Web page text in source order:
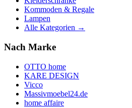
Kommoden & Regale
Lampen
Alle Kategorien →
Nach Marke
OTTO home
KARE DESIGN
Vicco
Massivmoebel24.de
home affaire